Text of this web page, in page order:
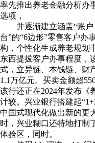
率先推出养老金融分析办
选项，
并逐渐建立涵盖“账户
台”的“6边形”零售客户办
构，个性化生成养老规划
东西提拔客户办事程度，
式，立异链、本钱链、财
1.1万亿元。买卖金额超
该行还正在2024年发布《
计较。兴业银行搭建起
中国式现代化做出新的更
时，兴业糊口还特地打制
体验区，同时。